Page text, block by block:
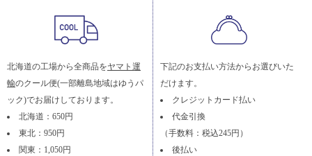
北海道の工場から全商品をヤマト運
輸のクール便(一部離島地域はゆうパ
ック)でお届けしております。
北海道：650円
東北：950円
関東：1,050円
下記のお支払い方法からお選びいた
だけます。
クレジットカード払い
代金引換
（手数料：税込245円）
後払い